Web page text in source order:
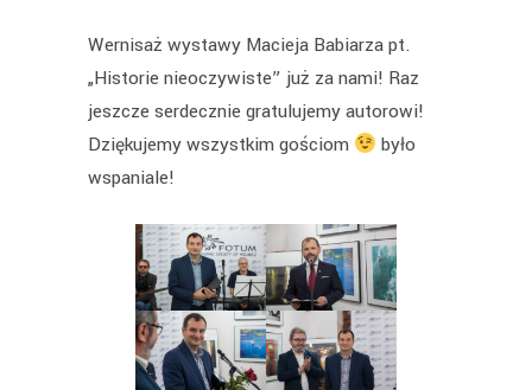
Wernisaż wystawy Macieja Babiarza pt.
„Historie nieoczywiste” już za nami! Raz
jeszcze serdecznie gratulujemy autorowi!
Dziękujemy wszystkim gościom
było
wspaniale!